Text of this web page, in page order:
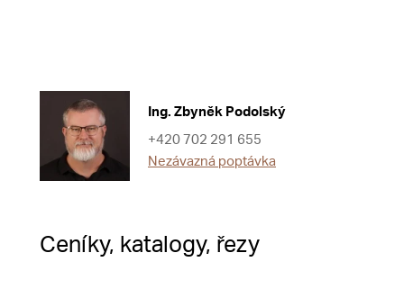
Ing. Zbyněk Podolský
+420 702 291 655
Nezávazná poptávka
Ceníky, katalogy, řezy